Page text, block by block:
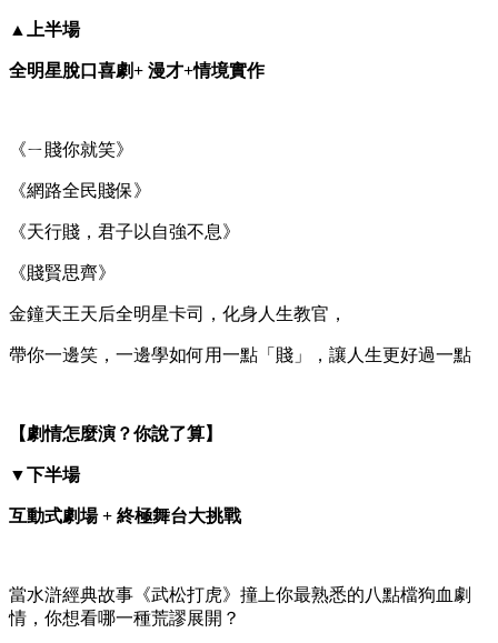
▲ 上半場
全明星脫口喜劇+ 漫才+情境實作
《ㄧ賤你就笑》
《網路全民賤保》
《天行賤，君子以自強不息》
《賤賢思齊》
金鐘天王天后全明星卡司，化身人生教官，
帶你一邊笑，一邊學如何用一點「賤」，讓人生更好過一點
【劇情怎麼演？你說了算】
▼下半場
互動式劇場 + 終極舞台大挑戰
當水滸經典故事《武松打虎》撞上你最熟悉的八點檔狗血劇
情，你想看哪一種荒謬展開？